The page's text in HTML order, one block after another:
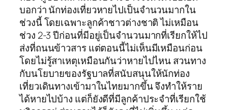
บอกว่า นักท่องเที่ยวหายไปเป็นจำนวนมากใน
ช่วงนี้ โดยเฉพาะลูกค้าชาวต่างชาติ ไม่เหมือน
ช่วง 2-3 ปีก่อนที่มีอยู่เป็นจำนวนมากที่เรียกให้ไป
ส่งที่ถนนข้าวสาร แต่ตอนนี้ไม่เห็นมีเหมือนก่อน
โดยไม่รู้สาเหตุเหมือนกันว่าหายไปไหน สวนทาง
กับนโยบายของรัฐบาลที่สนับสนุนให้นักท่อง
เที่ยวเดินทางเข้ามาในไทยมากขึ้น จึงทำให้ราย
ได้หายไปบ้าง แต่ก็ยังดีที่มีลูกค้าประจำที่เรียกใช้